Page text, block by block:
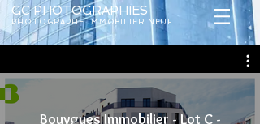
GC PHOTOGRAPHIES
PHOTOGRAPHE IMMOBILIER NEUF
Bouygues Immobilier - Lot C -